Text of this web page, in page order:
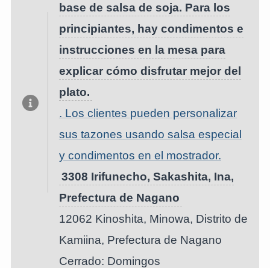
base de salsa de soja. Para los
principiantes, hay condimentos e
instrucciones en la mesa para
explicar cómo disfrutar mejor del
plato.
. Los clientes pueden personalizar
sus tazones usando salsa especial
y condimentos en el mostrador.
3308 Irifunecho, Sakashita, Ina,
Prefectura de Nagano
12062 Kinoshita, Minowa, Distrito de
Kamiina, Prefectura de Nagano
Cerrado: Domingos